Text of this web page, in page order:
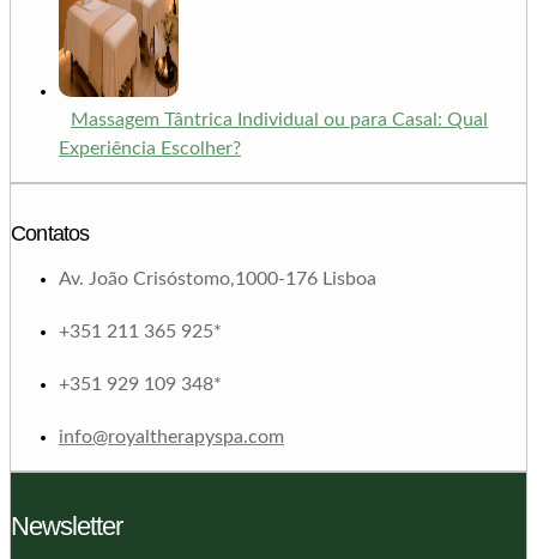
Massagem Tântrica Individual ou para Casal: Qual
Experiência Escolher?
Contatos
Av. João Crisóstomo,1000-176 Lisboa
+351 211 365 925*
+351 929 109 348*
info@royaltherapyspa.com
Newsletter